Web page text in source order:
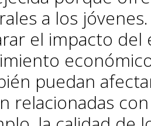
a los
el impacto
puedan
relacionadas